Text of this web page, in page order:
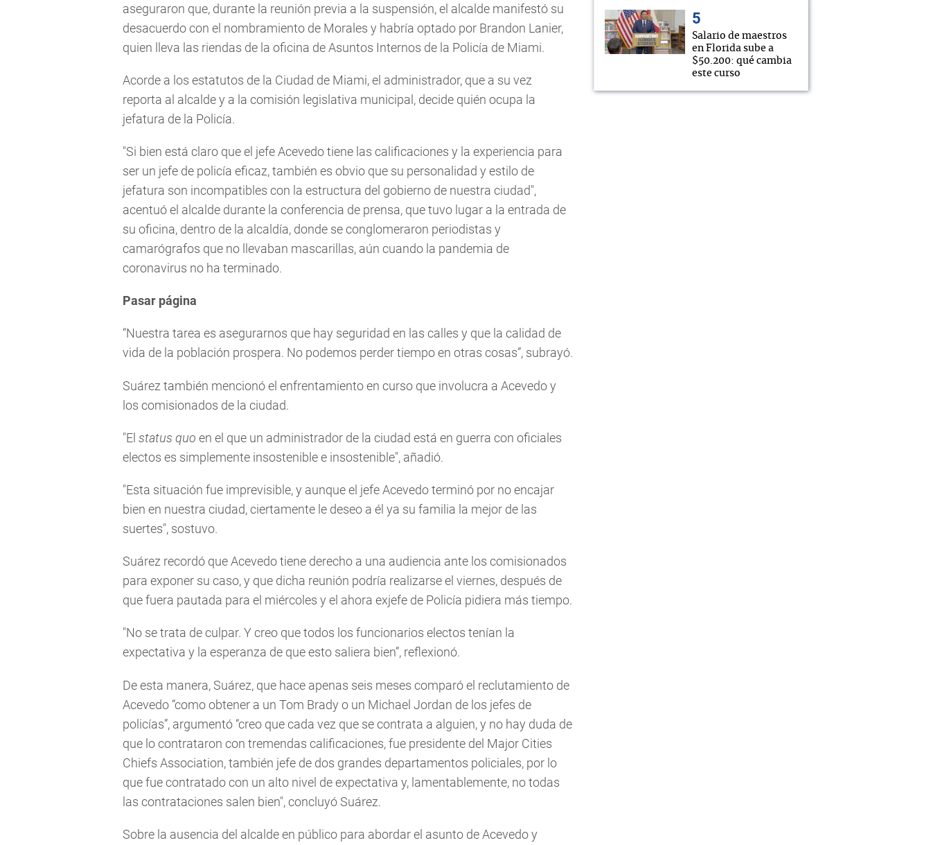
aseguraron que, durante la reunión previa a la suspensión, el alcalde manifestó su
desacuerdo con el nombramiento de Morales y habría optado por Brandon Lanier,
quien lleva las riendas de la oficina de Asuntos Internos de la Policía de Miami.
Acorde a los estatutos de la Ciudad de Miami, el administrador, que a su vez
reporta al alcalde y a la comisión legislativa municipal, decide quién ocupa la
jefatura de la Policía.
"Si bien está claro que el jefe Acevedo tiene las calificaciones y la experiencia para
ser un jefe de policía eficaz, también es obvio que su personalidad y estilo de
jefatura son incompatibles con la estructura del gobierno de nuestra ciudad",
acentuó el alcalde durante la conferencia de prensa, que tuvo lugar a la entrada de
su oficina, dentro de la alcaldía, donde se conglomeraron periodistas y
camarógrafos que no llevaban mascarillas, aún cuando la pandemia de
coronavirus no ha terminado.
Pasar página
“Nuestra tarea es asegurarnos que hay seguridad en las calles y que la calidad de
vida de la población prospera. No podemos perder tiempo en otras cosas”, subrayó.
Suárez también mencionó el enfrentamiento en curso que involucra a Acevedo y
los comisionados de la ciudad.
"El status quo en el que un administrador de la ciudad está en guerra con oficiales
electos es simplemente insostenible e insostenible", añadió.
"Esta situación fue imprevisible, y aunque el jefe Acevedo terminó por no encajar
bien en nuestra ciudad, ciertamente le deseo a él ya su familia la mejor de las
suertes", sostuvo.
Suárez recordó que Acevedo tiene derecho a una audiencia ante los comisionados
para exponer su caso, y que dicha reunión podría realizarse el viernes, después de
que fuera pautada para el miércoles y el ahora exjefe de Policía pidiera más tiempo.
"No se trata de culpar. Y creo que todos los funcionarios electos tenían la
expectativa y la esperanza de que esto saliera bien”, reflexionó.
De esta manera, Suárez, que hace apenas seis meses comparó el reclutamiento de
Acevedo “como obtener a un Tom Brady o un Michael Jordan de los jefes de
policías”, argumentó “creo que cada vez que se contrata a alguien, y no hay duda de
que lo contrataron con tremendas calificaciones, fue presidente del Major Cities
Chiefs Association, también jefe de dos grandes departamentos policiales, por lo
que fue contratado con un alto nivel de expectativa y, lamentablemente, no todas
las contrataciones salen bien", concluyó Suárez.
Sobre la ausencia del alcalde en público para abordar el asunto de Acevedo y
Salario de maestros
en Florida sube a
$50.200: qué cambia
este curso